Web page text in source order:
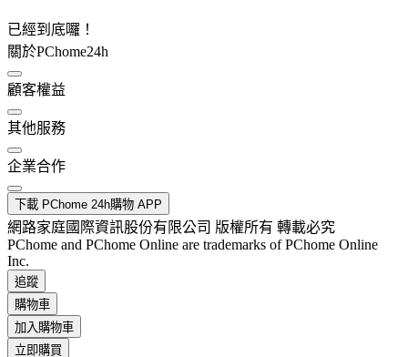
已經到底囉！
關於PChome24h
顧客權益
其他服務
企業合作
下載 PChome 24h購物 APP
網路家庭國際資訊股份有限公司 版權所有 轉載必究
PChome and PChome Online are trademarks of PChome Online
Inc.
追蹤
購物車
加入購物車
立即購買